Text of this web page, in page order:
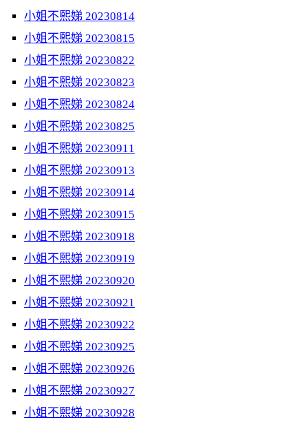
小姐不熙娣 20230814
小姐不熙娣 20230815
小姐不熙娣 20230822
小姐不熙娣 20230823
小姐不熙娣 20230824
小姐不熙娣 20230825
小姐不熙娣 20230911
小姐不熙娣 20230913
小姐不熙娣 20230914
小姐不熙娣 20230915
小姐不熙娣 20230918
小姐不熙娣 20230919
小姐不熙娣 20230920
小姐不熙娣 20230921
小姐不熙娣 20230922
小姐不熙娣 20230925
小姐不熙娣 20230926
小姐不熙娣 20230927
小姐不熙娣 20230928